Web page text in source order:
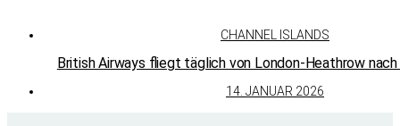
CHANNEL ISLANDS
British Airways fliegt täglich von London-Heathrow nach
14. JANUAR 2026